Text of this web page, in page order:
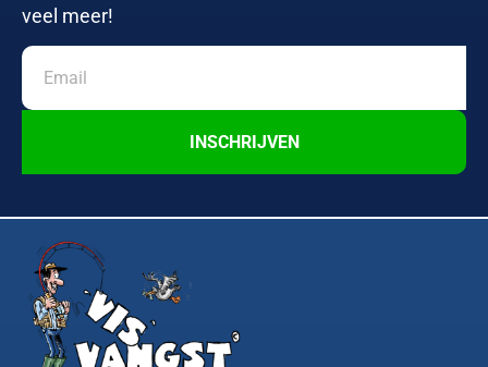
veel meer!
INSCHRIJVEN